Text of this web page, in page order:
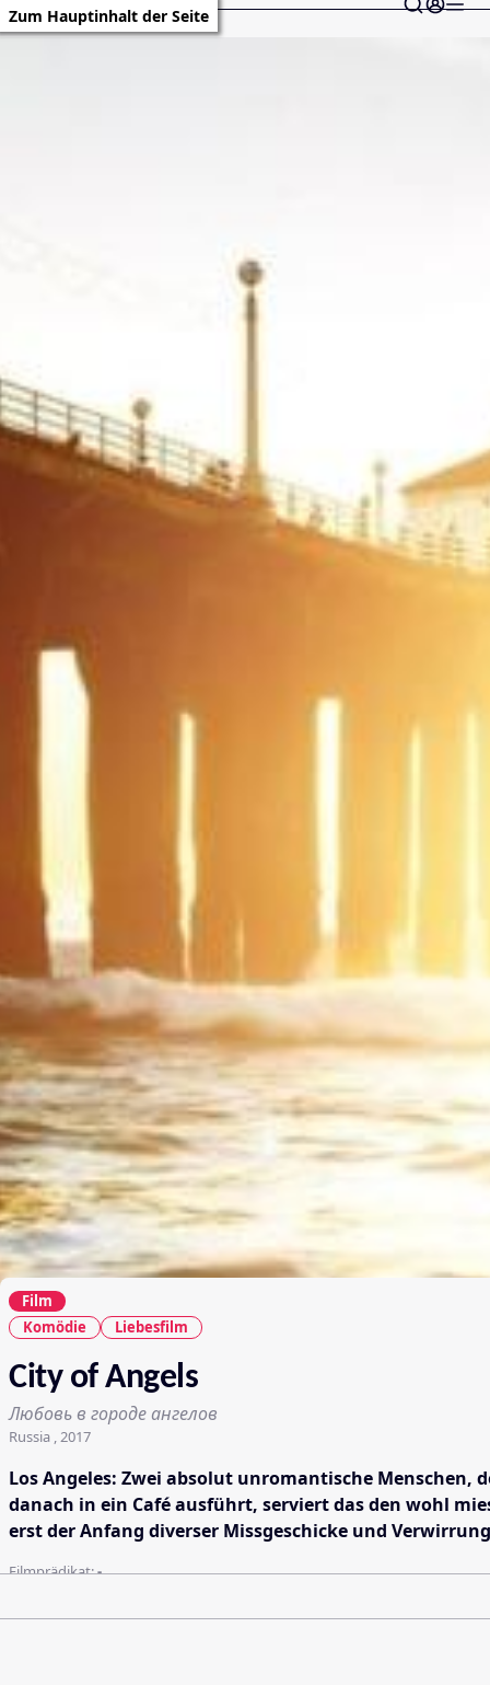
Zum Hauptinhalt der Seite
Film
Komödie
Liebesfilm
City of Angels
Любовь в городе ангелов
Russia , 2017
Los Angeles: Zwei absolut unromantische
danach in ein Café ausführt, serviert das den wohl
erst der Anfang diverser Missgeschicke und
Filmprädikat:-